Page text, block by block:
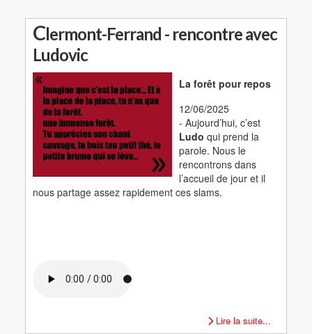
Clermont-Ferrand - rencontre avec
Ludovic
La forêt pour repos
12/06/2025
- Aujourd’hui, c’est
Ludoqui prend la
parole. Nous le
rencontrons dans
l’accueil de jour et il
nous partage assez rapidement ces slams.
Lire la suite...